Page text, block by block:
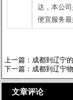
达，本公
便宜服务最
上一篇： 成都到辽宁
下一篇： 成都到辽宁
文章评论